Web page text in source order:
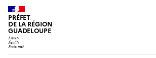
PRÉFET
DE LA RÉGION
GUADELOUPE